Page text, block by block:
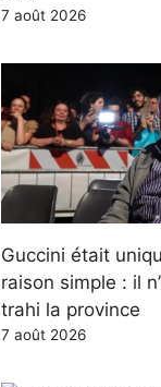
7 août 2026
Guccini était
raison simple : il
trahi la province
7 août 2026